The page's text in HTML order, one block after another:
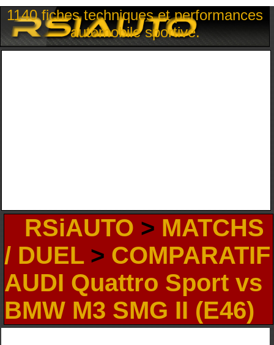
1140 fiches techniques et performances
automobile sportive.
RSiAUTO > MATCHS
/ DUEL> COMPARATIF
AUDI Quattro Sport vs
BMW M3 SMG II (E46)